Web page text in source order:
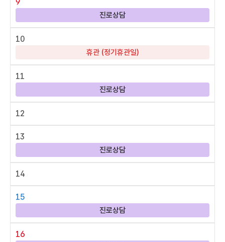
진로상담
10
휴관 (정기휴관일)
11
진로상담
12
13
진로상담
14
15
진로상담
16